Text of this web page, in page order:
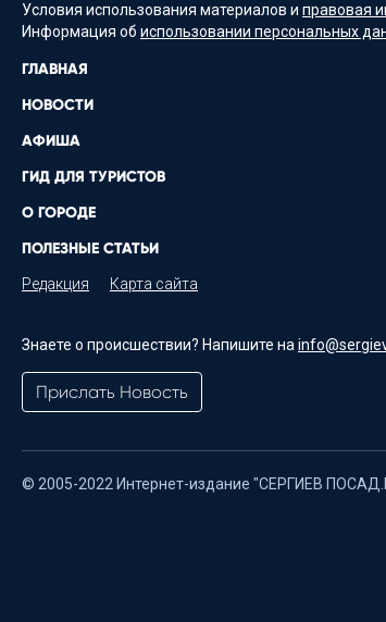
Условия использования материалов и правовая
Информация об использовании персональных
ГЛАВНАЯ
НОВОСТИ
АФИША
ГИД ДЛЯ ТУРИСТОВ
О ГОРОДЕ
ПОЛЕЗНЫЕ СТАТЬИ
Редакция Карта сайта
Знаете о происшествии? Напишите на
Прислать Новость
© 2005-2022 Интернет-издание "СЕРГИЕВ